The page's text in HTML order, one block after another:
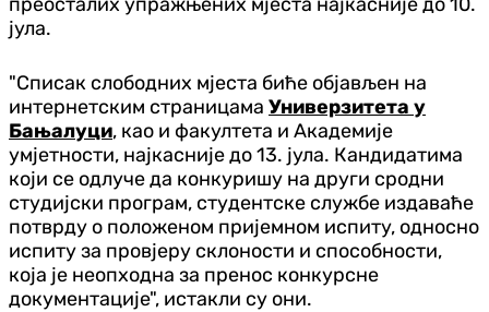
јула.
"Списак слободних мјеста биће објављен на
интернетским страницама Универзитета у
Бањалуци, као и факултета и Академије
умјетности, најкасније до 13. јула. Кандидатима
који се одлуче да конкуришу на други сродни
студијски програм, студентске службе издаваће
потврду о положеном пријемном испиту, односно
испиту за провјеру склоности и способности,
која је неопходна за пренос конкурсне
документације", истакли су они.